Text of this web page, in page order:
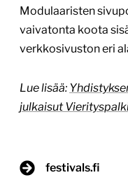
Modulaaristen
vaivatonta koota
verkkosivuston eri
Lue lisää:
julkaisut
festivals.fi